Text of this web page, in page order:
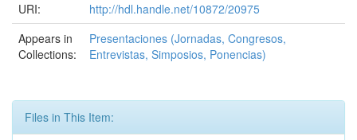
URI:
http://hdl.handle.net/10872/20975
Appears in
Collections:
Presentaciones (Jornadas, Congresos,
Entrevistas, Simposios, Ponencias)
Files in This Item: